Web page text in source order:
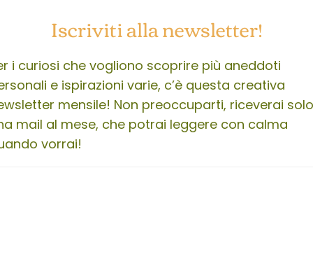
Iscriviti alla newsletter!
i curiosi che vogliono scoprire più aneddoti
e ispirazioni varie, c’è questa creativa
mensile! Non preoccuparti, riceverai solo
mail al mese, che potrai leggere con calma
vorrai!